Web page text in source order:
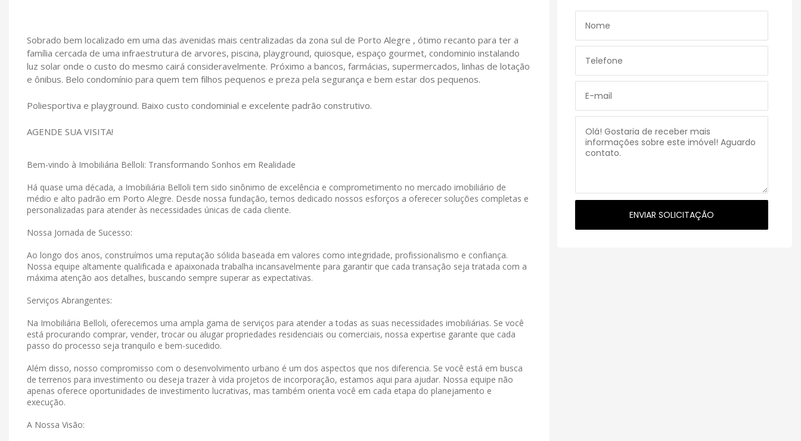
Sobrado bem localizado em uma das avenidas mais centralizadas da zona sul de Porto Alegre , ótimo recanto para ter a
família cercada de uma infraestrutura de arvores, piscina, playground, quiosque, espaço gourmet, condominio instalando
luz solar onde o custo do mesmo cairá consideravelmente. Próximo a bancos, farmácias, supermercados, linhas de lotação
e ônibus. Belo condomínio para quem tem filhos pequenos e preza pela segurança e bem estar dos pequenos.
Poliesportiva e playground. Baixo custo condominial e excelente padrão construtivo.
AGENDE SUA VISITA!
Bem-vindo à Imobiliária Belloli: Transformando Sonhos em Realidade
Há quase uma década, a Imobiliária Belloli tem sido sinônimo de excelência e comprometimento no mercado imobiliário de
médio e alto padrão em Porto Alegre. Desde nossa fundação, temos dedicado nossos esforços a oferecer soluções completas e
personalizadas para atender às necessidades únicas de cada cliente.
Nossa Jornada de Sucesso:
Ao longo dos anos, construímos uma reputação sólida baseada em valores como integridade, profissionalismo e confiança.
Nossa equipe altamente qualificada e apaixonada trabalha incansavelmente para garantir que cada transação seja tratada com a
máxima atenção aos detalhes, buscando sempre superar as expectativas.
Serviços Abrangentes:
Na Imobiliária Belloli, oferecemos uma ampla gama de serviços para atender a todas as suas necessidades imobiliárias. Se você
está procurando comprar, vender, trocar ou alugar propriedades residenciais ou comerciais, nossa expertise garante que cada
passo do processo seja tranquilo e bem-sucedido.
Além disso, nosso compromisso com o desenvolvimento urbano é um dos aspectos que nos diferencia. Se você está em busca
de terrenos para investimento ou deseja trazer à vida projetos de incorporação, estamos aqui para ajudar. Nossa equipe não
apenas oferece oportunidades de investimento lucrativas, mas também orienta você em cada etapa do planejamento e
execução.
A Nossa Visão: